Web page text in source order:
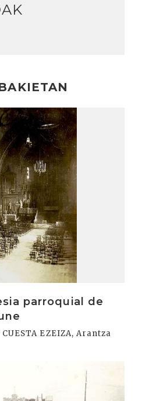
parroquial de
EZEIZA, Arantza